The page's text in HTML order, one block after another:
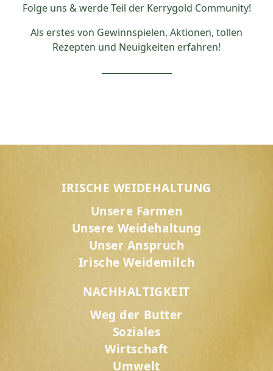
Folge uns & werde Teil der Kerrygold Community!
Als erstes von Gewinnspielen, Aktionen, tollen
Rezepten und Neuigkeiten erfahren!
IRISCHE WEIDEHALTUNG
Unsere Farmen
Unsere Weidehaltung
Unser Anspruch
Irische Weidemilch
NACHHALTIGKEIT
Weg der Butter
Soziales
Wirtschaft
Umwelt